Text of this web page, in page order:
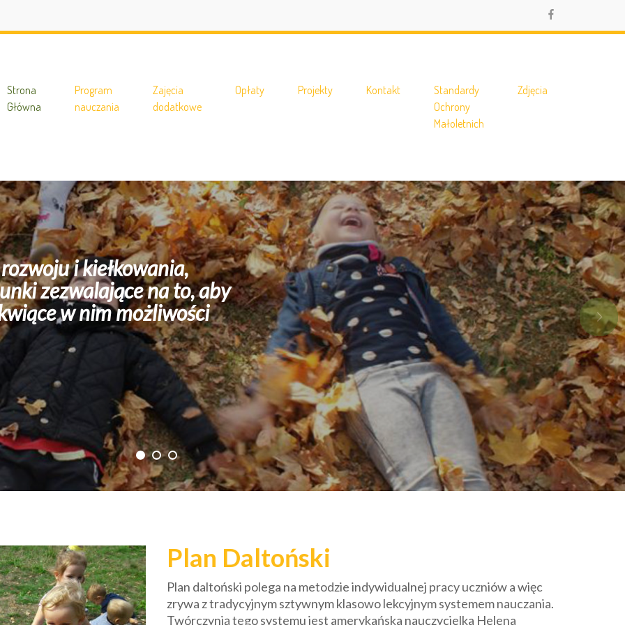
Strona
Główna
Program
nauczania
Zajęcia
dodatkowe
Opłaty Projekty Kontakt
Standardy
Ochrony
Małoletnich
Zdjęcia
na to, aby
Plan Daltoński
Plan daltoński polega na metodzie indywidualnej pracy uczniów a więc
zrywa z tradycyjnym sztywnym klasowo lekcyjnym systemem nauczania.
Twórczynią tego systemu jest amerykańska nauczycielka Helena